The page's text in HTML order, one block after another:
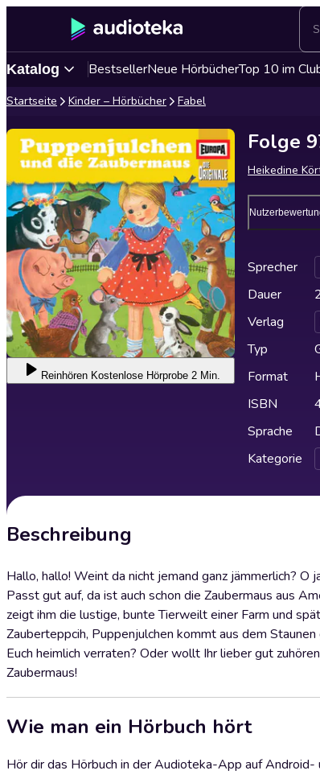
Katalog BestsellerNeue HörbücherTop 10 im
Startseite Kinder – Hörbücher Fabel
Reinhören Kostenlose Hörprobe 2 Min.
Folge
Heikedine
Sprecher
Dauer
Verlag
Typ
Format
ISBN
Sprache
Kategorie
Beschreibung
Hallo, hallo! Weint da nicht jemand ganz jämmerlich?
Passt gut auf, da ist auch schon die Zaubermaus aus
zeigt ihm die lustige, bunte Tierweilt einer Farm und
Zauberteppcih, Puppenjulchen kommt aus dem
Euch heimlich verraten? Oder wollt Ihr lieber gut
Zaubermaus!
Wie man ein Hörbuch hört
Hör dir das Hörbuch in der Audioteka-App auf Android-